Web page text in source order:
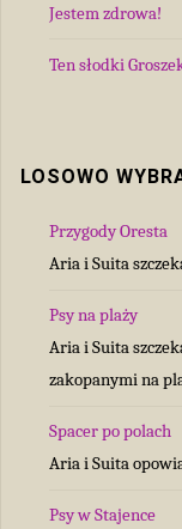
Jestem zdrowa!
Ten słodki
LOSOWO
Przygody Oresta
Aria i Suita
Psy na plaży
Aria i Suita
zakopanymi na
Spacer po polach
Aria i Suita
Psy w Stajence